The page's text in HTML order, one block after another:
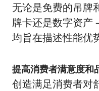
无论是免费的吊牌
牌卡还是数字资
均旨在描述性能优
提高消费者满意度和
创造满足消费者对